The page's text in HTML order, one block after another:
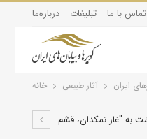
درباره‌ما تبلیغات تماس با ما
خانه آثار طبیعی